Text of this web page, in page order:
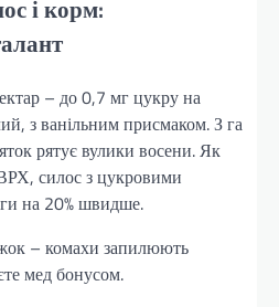
і корм:
– до 0,7 мг цукру на
з ванільним присмаком. З га
рятує вулики восени. Як
силос з цукровими
на 20% швидше.
– комахи запилюють
мед бонусом.